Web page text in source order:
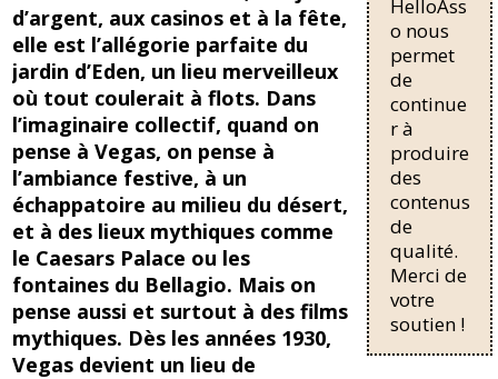
o
o
k
y
d’argent, aux casinos et à la fête,
elle est l’allégorie parfaite du
jardin d’Eden, un lieu merveilleux
où tout coulerait à flots. Dans
l’imaginaire collectif, quand on
pense à Vegas, on pense à
l’ambiance festive, à un
échappatoire au milieu du désert,
et à des lieux mythiques comme
le Caesars Palace ou les
fontaines du Bellagio. Mais on
pense aussi et surtout à des films
mythiques. Dès les années 1930,
Vegas devient un lieu de
pour une
régularisati
on,
passant de
trois...
HelloAss
o nous
permet
de
continue
r à
produire
des
contenus
de
qualité.
Merci de
votre
soutien !